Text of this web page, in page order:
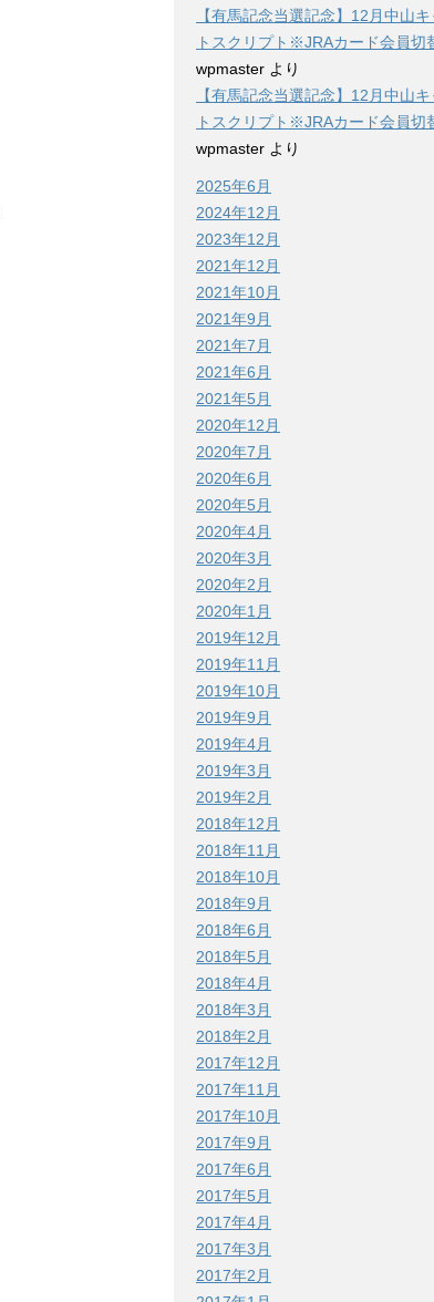
【有馬記念当選記念】12月中山
トスクリプト※JRAカード会員切
wpmaster より
【有馬記念当選記念】12月中山
トスクリプト※JRAカード会員切
wpmaster より
2025年6月
2024年12月
2023年12月
2021年12月
2021年10月
2021年9月
2021年7月
2021年6月
2021年5月
2020年12月
2020年7月
2020年6月
2020年5月
2020年4月
2020年3月
2020年2月
2020年1月
2019年12月
2019年11月
2019年10月
2019年9月
2019年4月
2019年3月
2019年2月
2018年12月
2018年11月
2018年10月
2018年9月
2018年6月
2018年5月
2018年4月
2018年3月
2018年2月
2017年12月
2017年11月
2017年10月
2017年9月
2017年6月
2017年5月
2017年4月
2017年3月
2017年2月